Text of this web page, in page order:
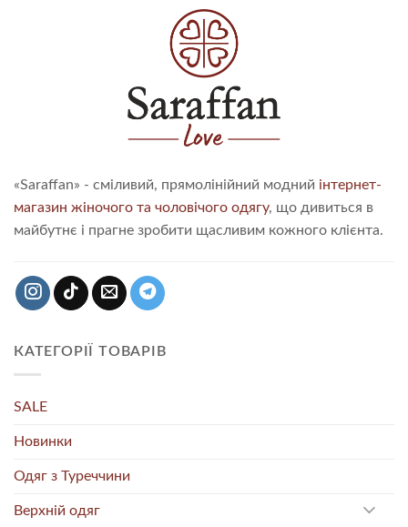
«Saraffan» - сміливий, прямолінійний модний інтернет-
магазин жіночого та чоловічого одягу, що дивиться в
майбутнє і прагне зробити щасливим кожного клієнта.
КАТЕГОРІЇ ТОВАРІВ
SALE
Новинки
Одяг з Туреччини
Верхній одяг